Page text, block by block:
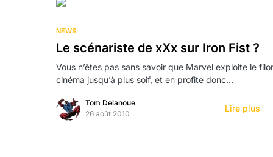
NEWS
Le scénariste de xXx sur Iron Fist ?
Vous n’êtes pas sans savoir que Marvel exploite le
cinéma jusqu’à plus soif, et en profite donc…
Tom Delanoue
26 août 2010
Lire plus